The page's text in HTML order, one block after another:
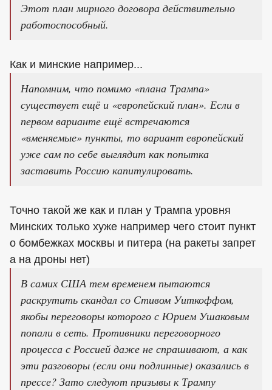
Этот план мирного договора действительно
работоспособный.
Как и минские например...
Напомним, что помимо «плана Трампа»
существует ещё и «европейский план». Если в
первом варианте ещё встречаются
«вменяемые» пункты, то вариант европейский
уже сам по себе выглядит как попытка
заставить Россию капитулировать.
Точно такой же как и план у Трампа уровня
Минских только хуже например чего стоит пункт
о бомбежках москвы и питера (на ракеты запрет
а на дроны нет)
В самих США тем временем пытаются
раскрутить скандал со Стивом Уиткоффом,
якобы переговоры которого с Юрием Ушаковым
попали в сеть. Противники переговорного
процесса с Россией даже не спрашивают, а как
эти разговоры (если они подлинные) оказались в
прессе? Зато следуют призывы к Трампу